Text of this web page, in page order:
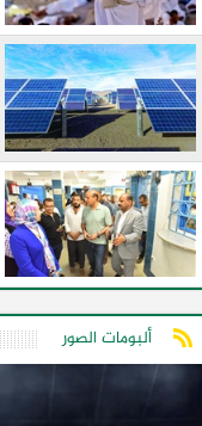
ألبومات الصور